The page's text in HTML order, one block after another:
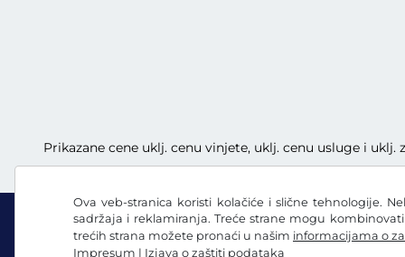
Ova veb-stranica koristi kolačiće i slične tehnologije.
sadržaja i reklamiranja. Treće strane mogu
trećih strana možete pronaći u našim informacijama o
Impresum | Izjava o zaštiti podataka
Prikazane cene uklj. cenu vinjete, uklj. cenu usluge i uklj.